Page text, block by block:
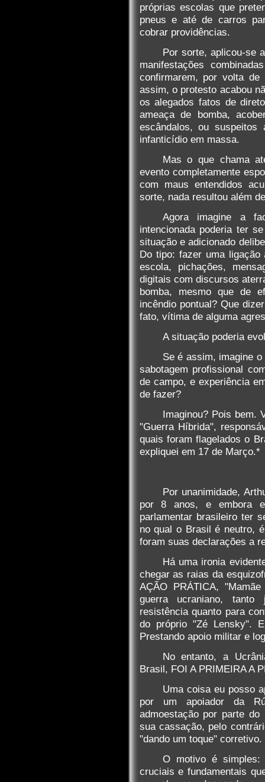
próprias escolas que
pneus e até de carros
cobrar providências.
Por sorte, aplicou-se
manifestações
confirmarem, por volta
assim, o protesto acabou
os alegados fatos de
ameaça de bomba,
escândalos, ou suspeitos
infanticídio em massa.
Mas o que chama
evento completamente
com maus entendidos
sorte, nada resultou além
Agora imagine a
intencionada poderia ter
situação e adicionado
Do tipo: fazer uma ligação
escola, pichações,
digitais com discursos
bomba, mesmo que de
incêndio pontual? Que
fato, vítima de alguma
A situação poderia
Se é assim, imagine
sabotagem profissional
de campo, e experiência
de fazer?
Imaginou? Pois bem.
"Guerra Híbrida",
quais foram flagelados o
expliquei em 17 de Março.*
Por unanimidade,
por 8 anos, e embora
parlamentar brasileiro ter
no qual o Brasil é neutro,
foram suas declarações a
Há uma ironia
chegar as raias da
AÇÃO PRÁTICA,
guerra ucraniano,
resistência quanto para
do próprio "Zé Lensky".
Prestando apoio militar e
No entanto, a
Brasil, FOI A PRIMEIRA A
Uma coisa eu posso
por um apoiador da
admoestação por parte
sua cassação, pelo
"dando um toque" corretivo.
O motivo é
cruciais e fundamentais